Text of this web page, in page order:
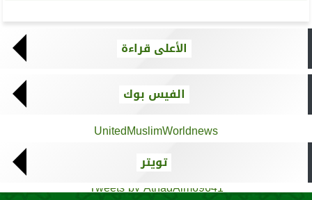
الأعلى قراءة
الفيس بوك
UnitedMuslimWorldnews
تويتر
Tweets by AthadAlm69641